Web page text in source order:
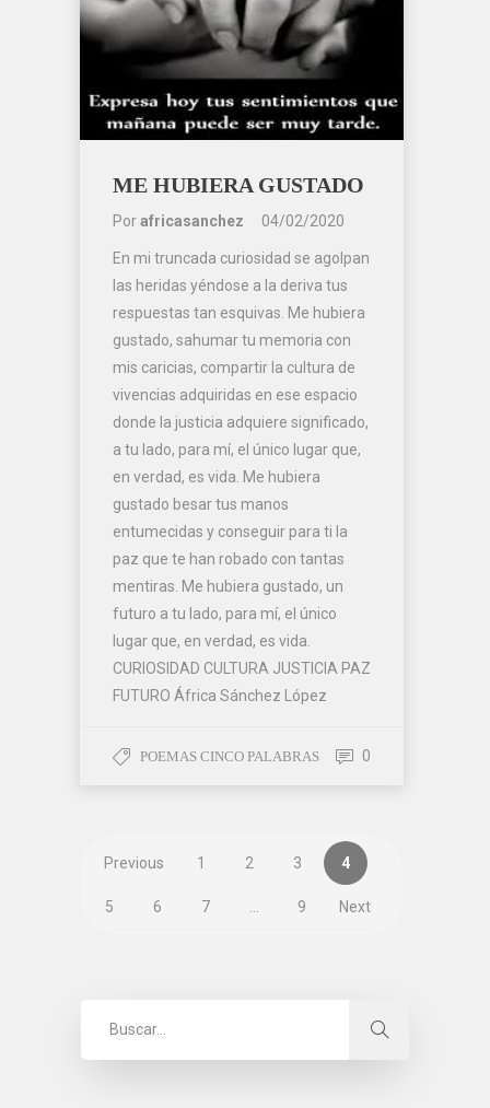
ME HUBIERA GUSTADO
Porafricasanchez 04/02/2020
En mi truncada curiosidad se agolpan
las heridas yéndose a la deriva tus
respuestas tan esquivas. Me hubiera
gustado, sahumar tu memoria con
mis caricias, compartir la cultura de
vivencias adquiridas en ese espacio
donde la justicia adquiere significado,
a tu lado, para mí, el único lugar que,
en verdad, es vida. Me hubiera
gustado besar tus manos
entumecidas y conseguir para ti la
paz que te han robado con tantas
mentiras. Me hubiera gustado, un
futuro a tu lado, para mí, el único
lugar que, en verdad, es vida.
CURIOSIDAD CULTURA JUSTICIA PAZ
FUTURO África Sánchez López
POEMAS CINCO PALABRAS 0
Previous 1 2 3 4
5 6 7 9 Next